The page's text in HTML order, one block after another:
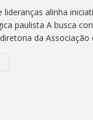
lideranças alinha
paulista A busca
da Associação